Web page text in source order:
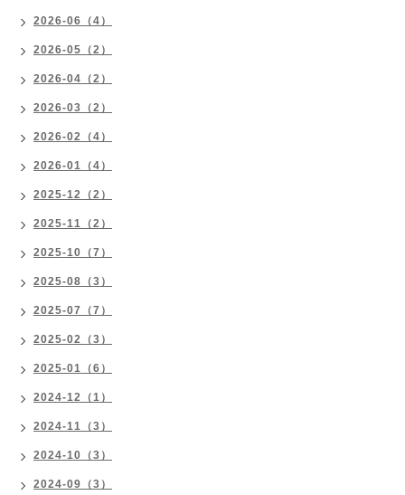
2026-06（4）
2026-05（2）
2026-04（2）
2026-03（2）
2026-02（4）
2026-01（4）
2025-12（2）
2025-11（2）
2025-10（7）
2025-08（3）
2025-07（7）
2025-02（3）
2025-01（6）
2024-12（1）
2024-11（3）
2024-10（3）
2024-09（3）